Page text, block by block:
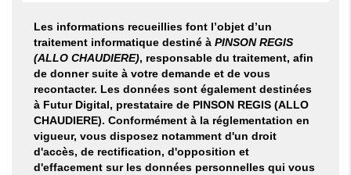
Les informations recueillies font l’objet d’un
traitement informatique destiné àPINSON REGIS
(ALLO CHAUDIERE), responsable du traitement, afin
de donner suite à votre demande et de vous
recontacter. Les données sont également destinées
à Futur Digital, prestataire de PINSON REGIS (ALLO
CHAUDIERE). Conformément à la réglementation en
vigueur, vous disposez notamment d'un droit
d'accès, de rectification, d'opposition et
d'effacement sur les données personnelles qui vous